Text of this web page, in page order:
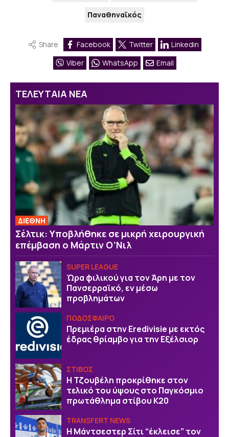
Παναθηναϊκός
Share Facebook Twitter
Linkedin
Viber
WhatsApp Email
ΤΕΛΕΥΤΑΙΑ ΝΕΑ
ΔΙΕΘΝΗ
Σέλτικ: Υποβλήθηκε σε μικρή χειρουργική
επέμβαση ο Μάρτιν Ο’Νιλ
SUPER LEAGUE
Ώρα φιλικού για τον Άρη με τον
Πανσερραϊκό, εν μέσω
προβλημάτων
ΠΟΔΟΣΦΑΙΡΟ
Πρεμιέρα στην Eredivisie με εκτός
έδρας θρίαμβο για την Εξέλσιορ
ΣΤΙΒΟΣ
Η Τζουβέλη προκρίθηκε στον
τελικό του ύψους στο Παγκόσμιο
πρωτάθλημα στίβου Κ20
TRANSFERT NEWS
Η Μάντσεστερ Σίτι “έκλεισε” τον